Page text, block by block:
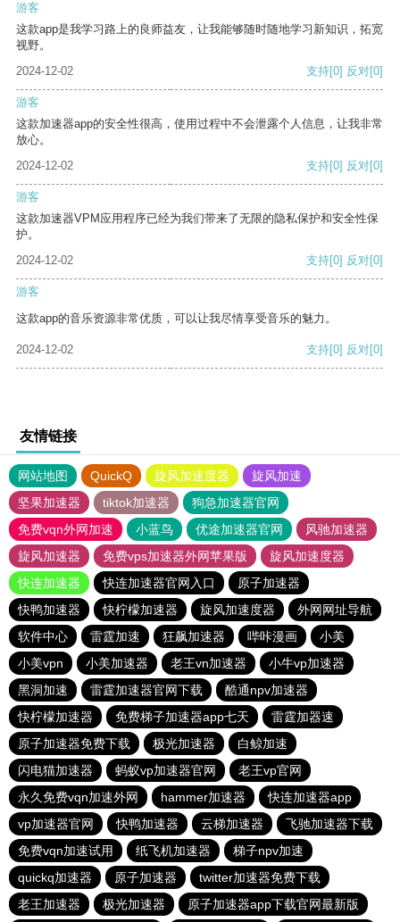
游客
这款app是我学习路上的良师益友，让我能够随时随地学习新知识，拓宽
视野。
2024-12-02
支持[0] 反对[0]
游客
这款加速器app的安全性很高，使用过程中不会泄露个人信息，让我非常
放心。
2024-12-02
支持[0] 反对[0]
游客
这款加速器VPM应用程序已经为我们带来了无限的隐私保护和安全性保
护。
2024-12-02
支持[0] 反对[0]
游客
这款app的音乐资源非常优质，可以让我尽情享受音乐的魅力。
2024-12-02 支持[0] 反对[0]
友情链接
网站地图 QuickQ 旋风加速度器
旋风加速
坚果加速器
tiktok加速器
狗急加速器官网
免费vqn外网加速
小蓝鸟 优途加速器官网
风驰加速器
旋风加速器
免费vps加速器外网苹果版
旋风加速度器
快连加速器
快连加速器官网入口
原子加速器
快鸭加速器
快柠檬加速器 旋风加速度器
外网网址导航
软件中心
雷霆加速 狂飙加速器 哔咔漫画
小美
小美vpn
小美加速器 老王vn加速器
小牛vp加速器
黑洞加速
雷霆加速器官网下载
酷通npv加速器
快柠檬加速器
免费梯子加速器app七天
雷霆加器速
原子加速器免费下载
极光加速器
白鲸加速
闪电猫加速器
蚂蚁vp加速器官网
老王vp官网
永久免费vqn加速外网
hammer加速器
快连加速器app
vp加速器官网
快鸭加速器 云梯加速器
飞驰加速器下载
免费vqn加速试用
纸飞机加速器
梯子npv加速
quickq加速器
原子加速器
twitter加速器免费下载
老王加速器
极光加速器 原子加速器app下载官网最新版